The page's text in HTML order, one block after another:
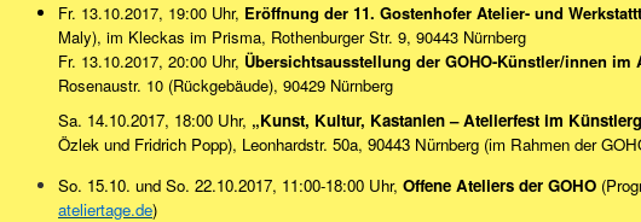
Fr. 13.10.2017, 19:00 Uhr, Eröffnung der 11. Gostenhofer Atelier- und
Maly), im Kleckas im Prisma, Rothenburger Str. 9, 90443 Nürnberg
Fr. 13.10.2017, 20:00 Uhr, Übersichtsausstellung der GOHO-Künstler/innen im
Rosenaustr. 10 (Rückgebäude), 90429 Nürnberg
Sa. 14.10.2017, 18:00 Uhr, „Kunst, Kultur, Kastanien – Atelierfest im
Özlek und Fridrich Popp), Leonhardstr. 50a, 90443 Nürnberg (im Rahmen der
So. 15.10. und So. 22.10.2017, 11:00-18:00 Uhr, Offene Ateliers der GOHO
ateliertage.de)